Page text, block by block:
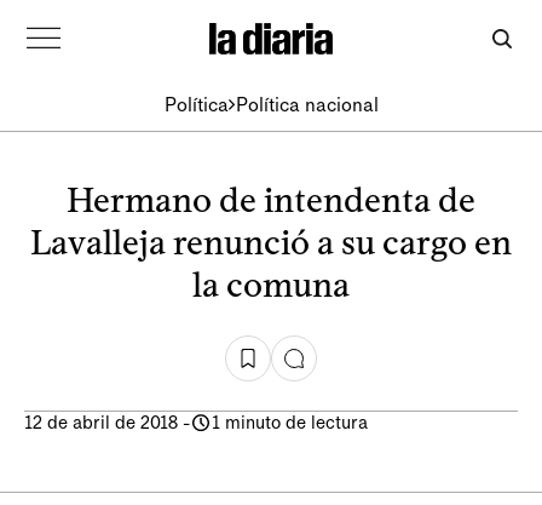
Política Política nacional
Hermano de intendenta de
Lavalleja renunció a su cargo en
la comuna
12 de abril de 2018 - 1 minuto de lectura